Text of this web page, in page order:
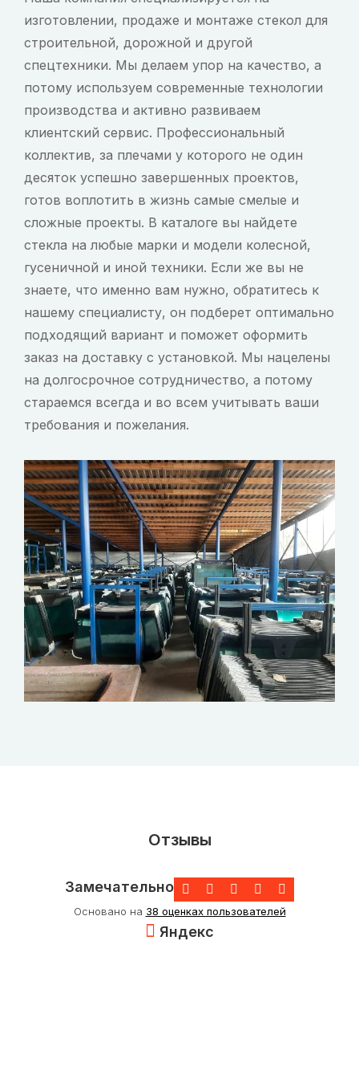
изготовлении, продаже и монтаже стекол для
строительной, дорожной и другой
спецтехники. Мы делаем упор на качество, а
потому используем современные технологии
производства и активно развиваем
клиентский сервис. Профессиональный
коллектив, за плечами у которого не один
десяток успешно завершенных проектов,
готов воплотить в жизнь самые смелые и
сложные проекты. В каталоге вы найдете
стекла на любые марки и модели колесной,
гусеничной и иной техники. Если же вы не
знаете, что именно вам нужно, обратитесь к
нашему специалисту, он подберет оптимально
подходящий вариант и поможет оформить
заказ на доставку с установкой. Мы нацелены
на долгосрочное сотрудничество, а потому
стараемся всегда и во всем учитывать ваши
требования и пожелания.
Отзывы
Замечательно
Основано на 38 оценках пользователей
Яндекс